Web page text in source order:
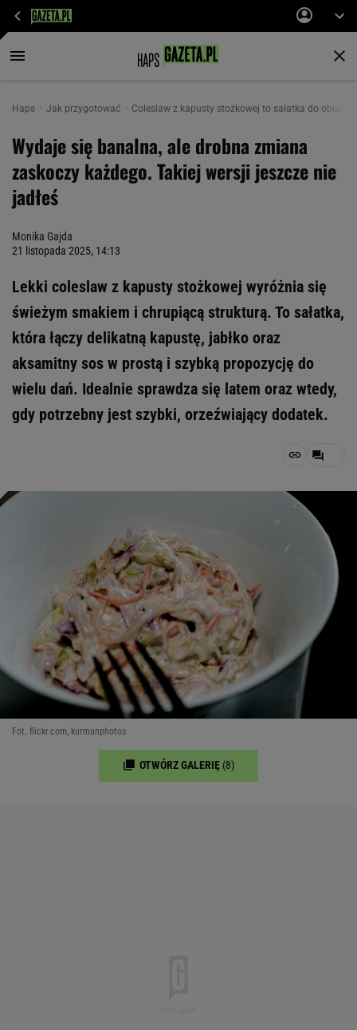
Haps Jak przygotować Coleslaw z kapusty stożkowej to sałatka do
Wydaje się banalna, ale drobna zmiana
zaskoczy każdego. Takiej wersji jeszcze nie
jadłeś
Monika Gajda
21 listopada 2025, 14:13
Lekki coleslaw z kapusty stożkowej wyróżnia się
świeżym smakiem i chrupiącą strukturą. To sałatka,
która łączy delikatną kapustę, jabłko oraz
aksamitny sos w prostą i szybką propozycję do
wielu dań. Idealnie sprawdza się latem oraz wtedy,
gdy potrzebny jest szybki, orzeźwiający dodatek.
Fot. flickr.com, kurmanphotos
OTWÓRZ GALERIĘ (8)